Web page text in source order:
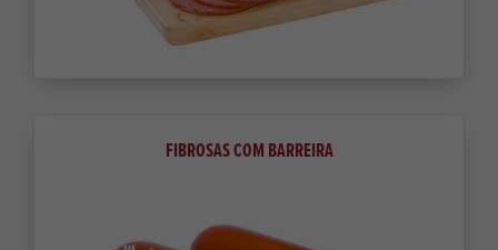
FIBROSAS COM BARREIRA